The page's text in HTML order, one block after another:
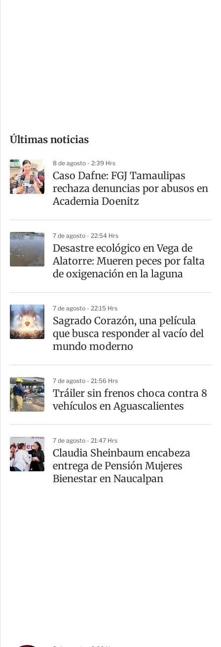
m
a
r
t
Últimas noticias
8 de agosto - 2:39 Hrs
Caso Dafne: FGJ Tamaulipas
rechaza denuncias por abusos en
Academia Doenitz
7 de agosto - 22:54 Hrs
Desastre ecológico en Vega de
Alatorre: Mueren peces por falta
de oxigenación en la laguna
7 de agosto - 22:15 Hrs
Sagrado Corazón, una película
que busca responder al vacío del
mundo moderno
7 de agosto - 21:56 Hrs
Tráiler sin frenos choca contra 8
vehículos en Aguascalientes
7 de agosto - 21:47 Hrs
Claudia Sheinbaum encabeza
entrega de Pensión Mujeres
Bienestar en Naucalpan